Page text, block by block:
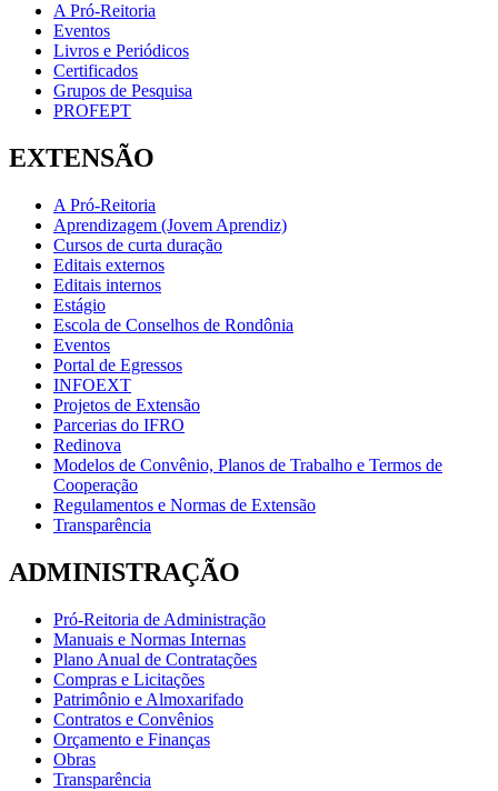
A Pró-Reitoria
Eventos
Livros e Periódicos
Certificados
Grupos de Pesquisa
PROFEPT
EXTENSÃO
A Pró-Reitoria
Aprendizagem (Jovem Aprendiz)
Cursos de curta duração
Editais externos
Editais internos
Estágio
Escola de Conselhos de Rondônia
Eventos
Portal de Egressos
INFOEXT
Projetos de Extensão
Parcerias do IFRO
Redinova
Modelos de Convênio, Planos de Trabalho e Termos de
Cooperação
Regulamentos e Normas de Extensão
Transparência
ADMINISTRAÇÃO
Pró-Reitoria de Administração
Manuais e Normas Internas
Plano Anual de Contratações
Compras e Licitações
Patrimônio e Almoxarifado
Contratos e Convênios
Orçamento e Finanças
Obras
Transparência